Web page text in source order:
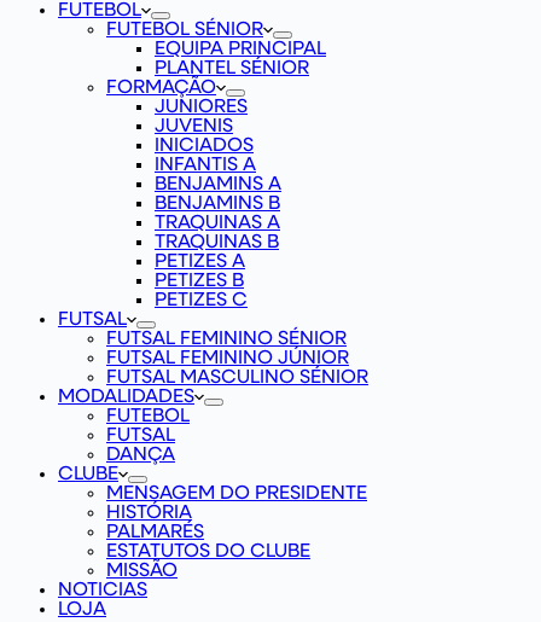
FUTEBOL
FUTEBOL SÉNIOR
EQUIPA PRINCIPAL
PLANTEL SÉNIOR
FORMAÇÃO
JUNIORES
JUVENIS
INICIADOS
INFANTIS A
BENJAMINS A
BENJAMINS B
TRAQUINAS A
TRAQUINAS B
PETIZES A
PETIZES B
PETIZES C
FUTSAL
FUTSAL FEMININO SÉNIOR
FUTSAL FEMININO JÚNIOR
FUTSAL MASCULINO SÉNIOR
MODALIDADES
FUTEBOL
FUTSAL
DANÇA
CLUBE
MENSAGEM DO PRESIDENTE
HISTÓRIA
PALMARÉS
ESTATUTOS DO CLUBE
MISSÃO
NOTICIAS
LOJA